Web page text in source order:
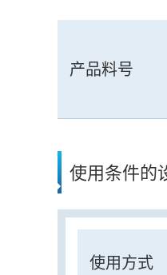
产品料号
使用条件的
使用方式